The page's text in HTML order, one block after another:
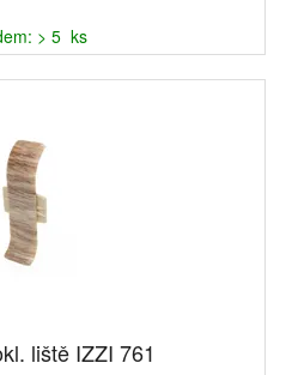
> 5 ks
liště IZZI 761